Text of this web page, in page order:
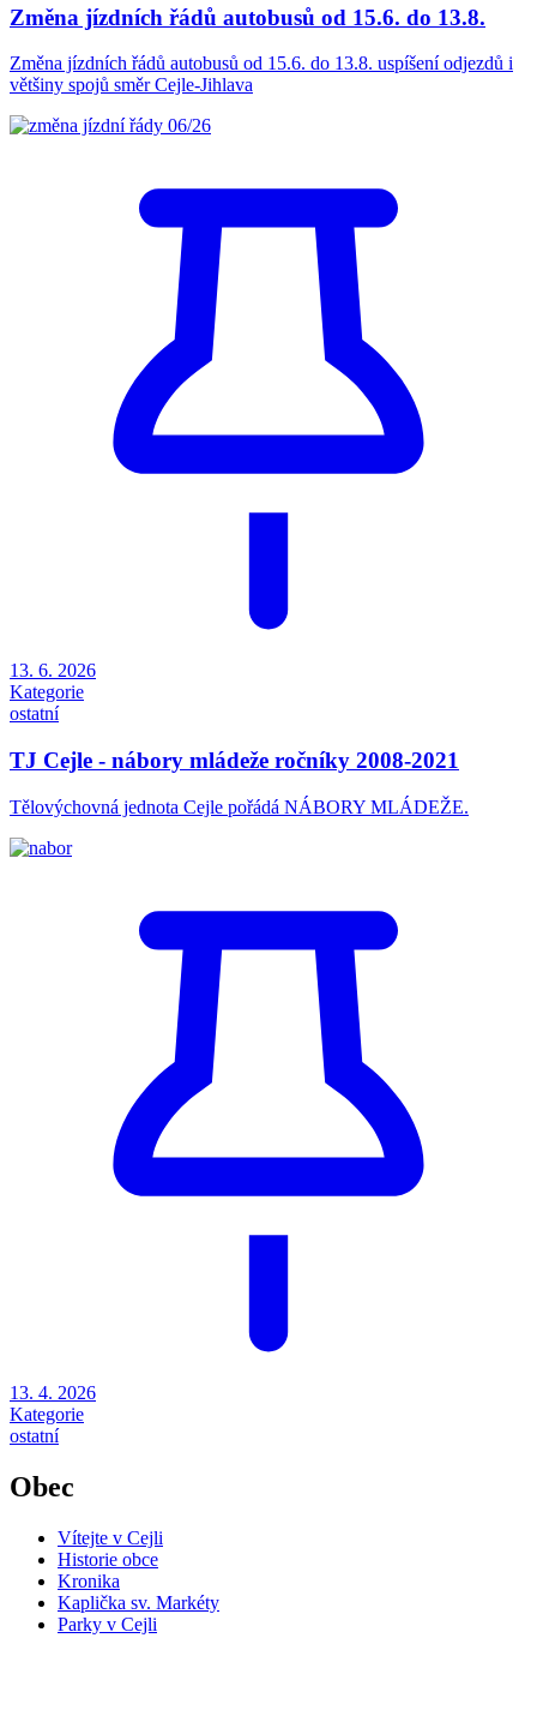
Změna jízdních řádů autobusů od 15.6. do 13.8.
Změna jízdních řádů autobusů od 15.6. do 13.8. uspíšení odjezdů i
většiny spojů směr Cejle-Jihlava
13. 6. 2026
Kategorie
ostatní
TJ Cejle - nábory mládeže ročníky 2008-2021
Tělovýchovná jednota Cejle pořádá NÁBORY MLÁDEŽE.
13. 4. 2026
Kategorie
ostatní
Obec
Vítejte v Cejli
Historie obce
Kronika
Kaplička sv. Markéty
Parky v Cejli